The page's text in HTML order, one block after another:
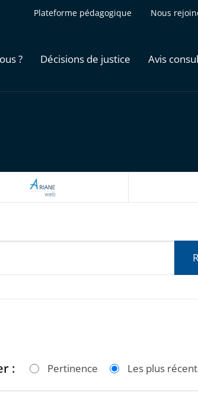
Plateforme pédagogique Nous
? Décisions de justice Avis
ARIANEWEB
: Pertinence Les plus